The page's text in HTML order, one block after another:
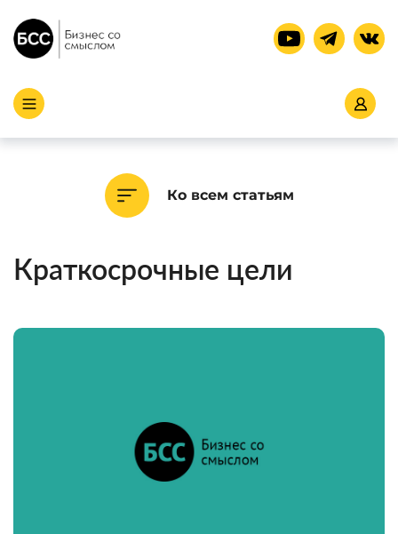
Ко всем статьям
Краткосрочные цели